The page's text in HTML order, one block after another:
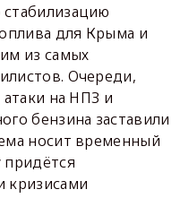
для Крыма и
из самых
Очереди,
атаки на НПЗ и
бензина заставили
носит временный
придётся
кризисами